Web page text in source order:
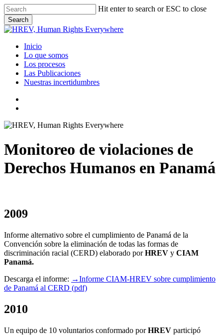
Skip
to
main
content
Hit enter to search or ESC to close
Search
Close
Menu
Inicio
Lo que somos
Los procesos
Las Publicaciones
Nuestras incertidumbres
Monitoreo de violaciones de
Derechos Humanos en Panamá
2009
Informe alternativo sobre el cumplimiento de Panamá de la
Convención sobre la eliminación de todas las formas de
discriminación racial (CERD) elaborado porHREV y CIAM
Panamá.
Descarga el informe: →Informe CIAM-HREV sobre cumplimiento
de Panamá al CERD (pdf)
2010
Un equipo de 10 voluntarios conformado porHREV participó